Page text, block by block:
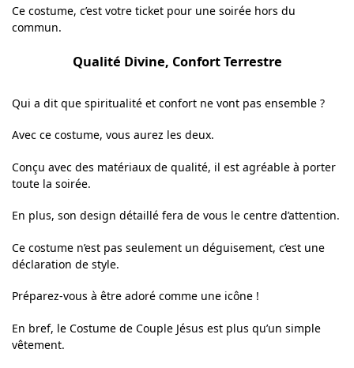
Ce costume, c’est votre ticket pour une soirée hors du
commun.
Qualité Divine, Confort Terrestre
Qui a dit que spiritualité et confort ne vont pas ensemble ?
Avec ce costume, vous aurez les deux.
Conçu avec des matériaux de qualité, il est agréable à porter
toute la soirée.
En plus, son design détaillé fera de vous le centre d’attention.
Ce costume n’est pas seulement un déguisement, c’est une
déclaration de style.
Préparez-vous à être adoré comme une icône !
En bref, le Costume de Couple Jésus est plus qu’un simple
vêtement.